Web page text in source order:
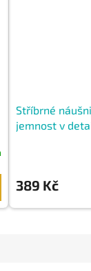
Stříbrné
jemnost v
389 Kč